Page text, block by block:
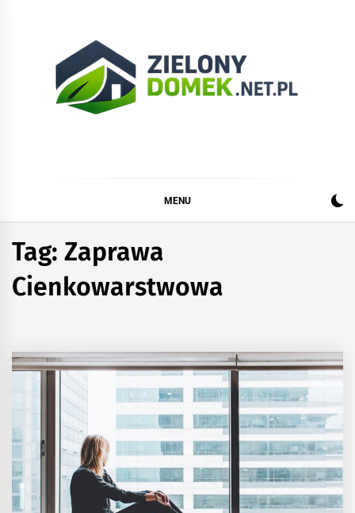
MENU
Tag:Zaprawa
Cienkowarstwowa